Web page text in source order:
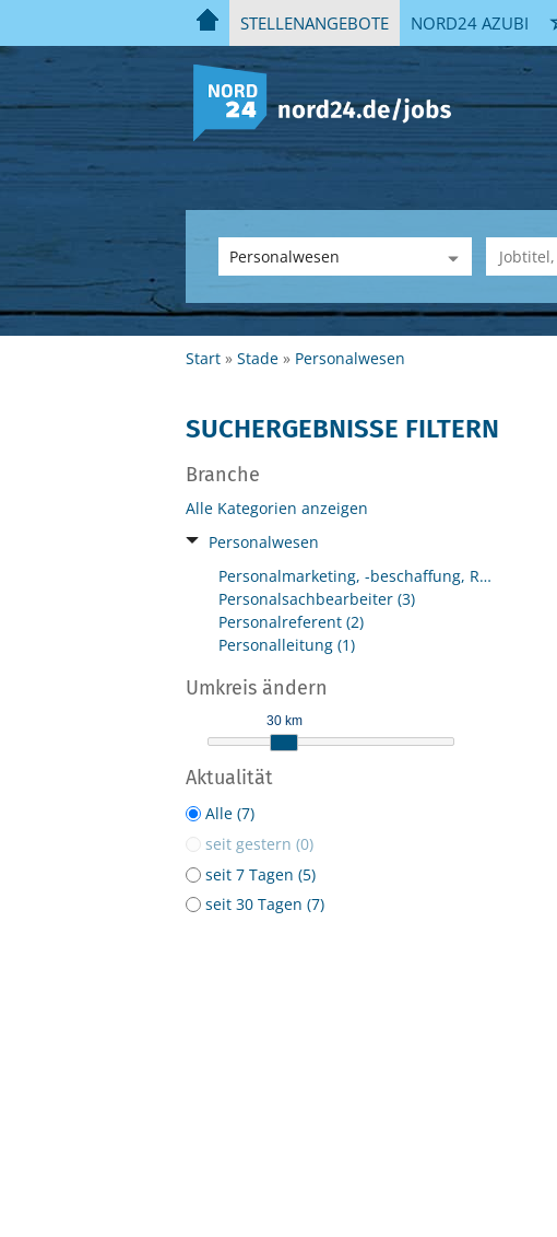
STELLENANGEBOTE NORD24 AZUBI
Start Stade Personalwesen
SUCHERGEBNISSE FILTERN
Branche
Alle Kategorien anzeigen
Personalwesen
Personalmarketing, -beschaffung, Rekrutierung (4)
Personalsachbearbeiter (3)
Personalreferent (2)
Personalleitung (1)
Umkreis ändern
30 km
Aktualität
Alle (7)
seit gestern (0)
seit 7 Tagen (5)
seit 30 Tagen (7)